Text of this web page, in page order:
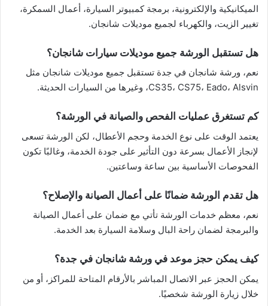
الميكانيكية والإلكترونية، برمجة كمبيوتر السيارة، أعمال السمكرة،
تغيير الزيت، والكهرباء لجميع موديلات شانجان.
هل تستقبل الورشة جميع موديلات سيارات شانجان؟
نعم، ورشة شانجان في جدة تستقبل جميع موديلات شانجان مثل
CS35، CS75، Eado، Alsvin، وغيرها من السيارات الحديثة.
كم تستغرق عمليات الفحص والصيانة في الورشة؟
يعتمد الوقت على نوع الخدمة وحجم الأعطال، لكن الورشة تسعى
لإنجاز الأعمال بسرعة دون التأثير على جودة الخدمة، وغالبًا تكون
الفحوصات الأساسية بين ساعة وساعتين.
هل تقدم الورشة ضمانًا على أعمال الصيانة والإصلاح؟
نعم، معظم خدمات الورشة تأتي مع ضمان على أعمال الصيانة
والبرمجة لضمان راحة البال وسلامة السيارة بعد الخدمة.
كيف يمكن حجز موعد في ورشة شانجان في جدة؟
يمكن الحجز عبر الاتصال المباشر بالأرقام المتاحة للمراكز، أو من
خلال زيارة الورشة شخصيًا.